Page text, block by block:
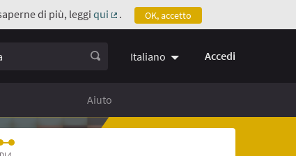
di più, leggi qui
(Collegamento esterno)
. OK, accetto
Italiano Accedi
Aiuto